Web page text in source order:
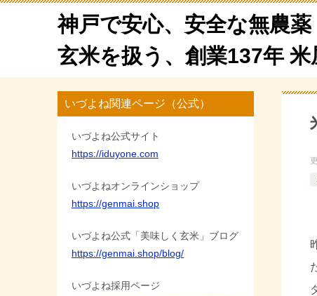
神戸で安心、安全な無農
玄米を扱う、創業137年
いづよね関連ページ（公式）
いづよね公式サイト
https://iduyone.com
いづよねオンラインショップ
https://genmai.shop
いづよね公式「美味しく玄米」ブログ
https://genmai.shop/blog/
いづよね採用ページ